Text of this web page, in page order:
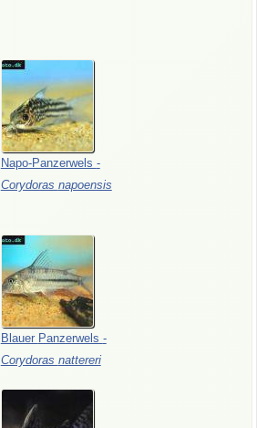
Napo-Panzerwels -
Corydoras napoensis
Blauer Panzerwels -
Corydoras nattereri